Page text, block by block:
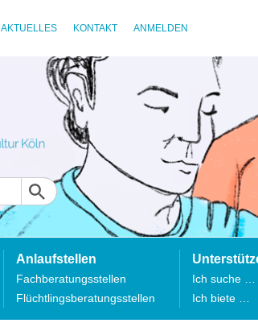
AKTUELLES KONTAKT ANMELDEN
Anlaufstellen
Fachberatungsstellen
Flüchtlingsberatungsstellen
Ich suche …
Ich biete …